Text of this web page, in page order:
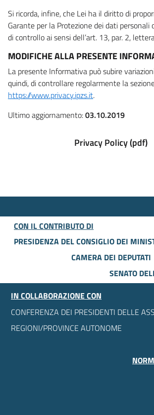
Si ricorda, infine, che Lei ha il diritto di
Garante per la Protezione dei dati
di controllo ai sensi dell’art. 13, par. 2,
MODIFICHE ALLA PRESENTE
La presente Informativa può subire
quindi, di controllare regolarmente la
https://www.privacy.ipzs.it.
Ultimo aggiornamento:03.10.2019
Privacy Policy (pdf)
CON IL CONTRIBUTO DI
PRESIDENZA DEL CONSIGLIO DEI
CAMERA DEI DEPUTATI
SENATO
IN COLLABORAZIONE CON
CONFERENZA DEI PRESIDENTI DELLE
REGIONI/PROVINCE AUTONOME